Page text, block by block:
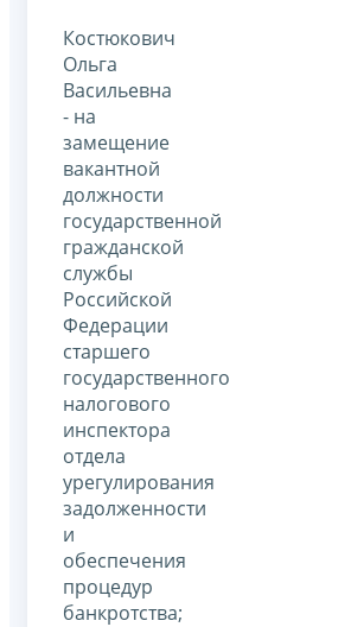
Костюкович
Ольга
Васильевна
- на
замещение
вакантной
должности
государственной
гражданской
службы
Российской
Федерации
старшего
государственного
налогового
инспектора
отдела
урегулирования
задолженности
и
обеспечения
процедур
банкротства;